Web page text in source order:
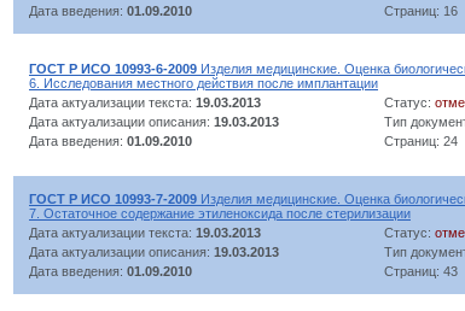
Дата введения: 01.09.2010 Страниц: 16
ГОСТ Р ИСО 10993-6-2009 Изделия медицинские. Оценка
6. Исследования местного действия после имплантации
Дата актуализации текста: 19.03.2013 Статус:
Дата актуализации описания: 19.03.2013 Тип
Дата введения: 01.09.2010 Страниц: 24
ГОСТ Р ИСО 10993-7-2009 Изделия медицинские. Оценка
7. Остаточное содержание этиленоксида после стерилизации
Дата актуализации текста: 19.03.2013 Статус:
Дата актуализации описания: 19.03.2013 Тип
Дата введения: 01.09.2010 Страниц: 43